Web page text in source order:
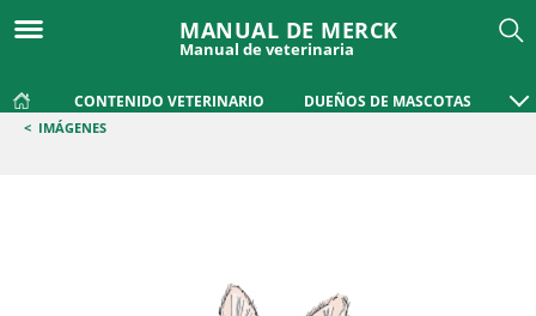
MANUAL DE MERCK
Manual de veterinaria
CONTENIDO VETERINARIO DUEÑOS DE MASCOTAS
< IMÁGENES